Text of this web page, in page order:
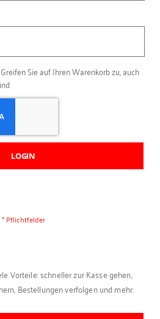
Greifen Sie auf Ihren Warenkorb zu, auch
LOGIN
Vorteile: schneller zur Kasse gehen,
Bestellungen verfolgen und mehr.